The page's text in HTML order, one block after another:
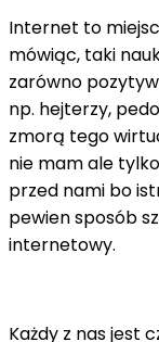
Internet to
mówiąc, taki
zarówno
np. hejterzy,
zmorą tego
nie mam ale
przed nami bo
pewien sposób
internetowy.
Każdy z nas jest